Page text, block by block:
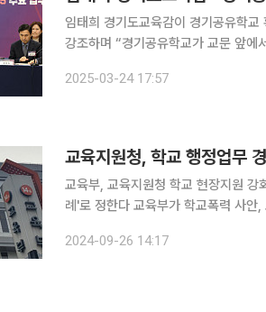
임태희 경기도교육감이 경기공유학교
강조하며 “경기공유학교가 교문 앞에서
개최했다. 이번 업무보고회는 경
2025-03-24 17:57
교육지원청, 학교 행정업무
교육부, 교육지원청 학교 현장지원
례'로 정한다 교육부가 학교폭력 사안, 교권침해 등 학교 행정업무 경감을 위해 교육지원청 전담기구
2024-09-26 14:17